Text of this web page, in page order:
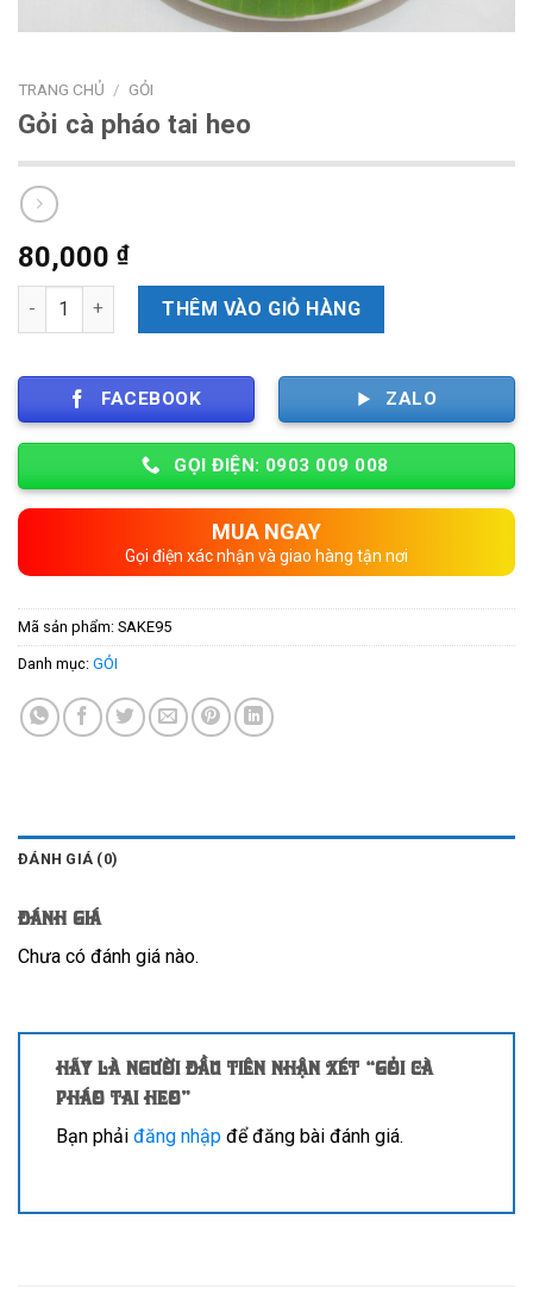
TRANG CHỦ / GỎI
Gỏi cà pháo tai heo
80,000 ₫
Số lượng THÊM VÀO GIỎ HÀNG
FACEBOOK ZALO
GỌI ĐIỆN: 0903 009 008
MUA NGAY
Gọi điện xác nhận và giao hàng tận nơi
Mã sản phẩm: SAKE95
Danh mục: GỎI
ĐÁNH GIÁ (0)
Đánh giá
Chưa có đánh giá nào.
Hãy là người đầu tiên nhận xét “Gỏi cà
pháo tai heo”
Bạn phải đăng nhập để đăng bài đánh giá.